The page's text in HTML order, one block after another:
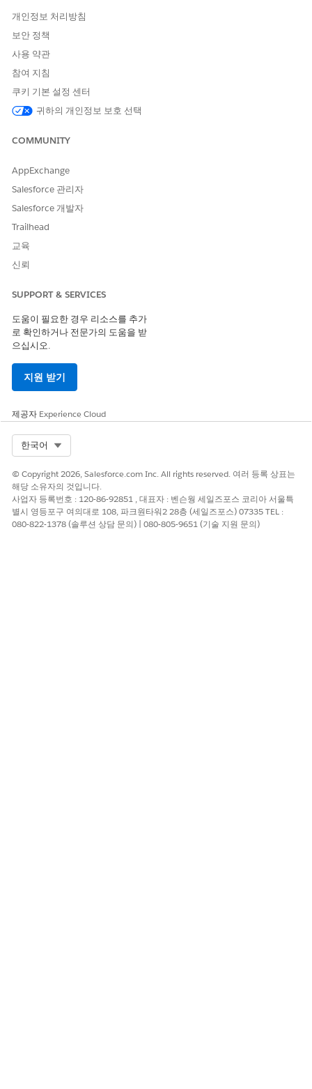
Salesforce Go에서 작업 시간 및 시간 슬롯 만들기
작업 시간은 약속을 예약할 수 있는 시간을 정의합니다.
Salesforce Go의 안내 설정을 사용하여 특정 날짜 및 시간에 대
한 시간 슬롯이 있는 작업 시간 레코드를 만듭니다.
Salesforce Go에서 서비스 영역 만들기
서비스 영역은 서비스 자원이 운영되는 위치와 약속을 예약할
수 있는 위치를 정의합니다. 영역은 지리, 비즈니스 분야 또는
사용하여 영역을 만들고 작업 시간을 할당하고 작업 유형을 연
Salesforce Go에서 서비스 자원 만들기
서비스 자원은 약속을 수행하는 사람입니다. Salesforce Go의
안내 설정을 사용하여 서비스 자원을 만들고 서비스 영역에 할
당합니다. 여기에서 자원을 만들면 Field Service용 서비스 자원
Salesforce Go에서 직원 예약을 위한 고급 서비스 약속 기능 잠
서비스 약속에 대한 고급 일정 예약 기능을 구성하여 다중 자원
개인정보 처리방침
보안 정책
사용 약관
참여 지침
쿠키 기본 설정 센터
귀하의 개인정보 보호 선택
COMMUNITY
AppExchange
Salesforce 관리자
Salesforce 개발자
Trailhead
교육
신뢰
SUPPORT & SERVICES
도움이 필요한 경우 리소스를 추가
로 확인하거나 전문가의 도움을 받
으십시오.
지원 받기
제공자 Experience Cloud
한국어
© Copyright 2026, Salesforce.com Inc. All rights reserved. 여러 등록 상표는
해당 소유자의 것입니다.
사업자 등록번호 : 120-86-92851 , 대표자 : 벤슨웡 세일즈포스 코리아 서울특
별시 영등포구 여의대로 108, 파크원타워2 28층 (세일즈포스) 07335 TEL :
080-822-1378 (솔루션 상담 문의) | 080-805-9651 (기술 지원 문의)